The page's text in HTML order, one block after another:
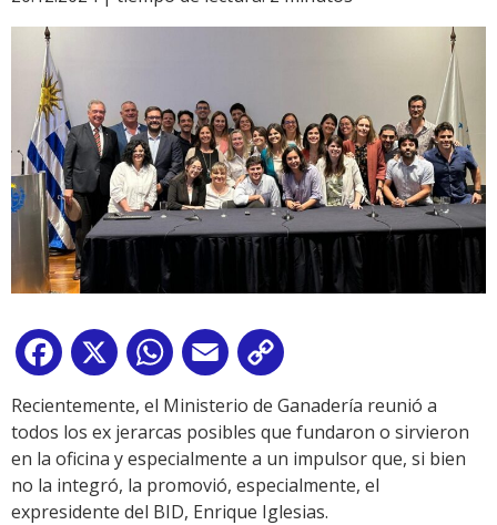
Facebook
X WhatsApp
Email
Link
Recientemente, el Ministerio de Ganadería reunió a
todos los ex jerarcas posibles que fundaron o sirvieron
en la oficina y especialmente a un impulsor que, si bien
no la integró, la promovió, especialmente, el
expresidente del BID, Enrique Iglesias.